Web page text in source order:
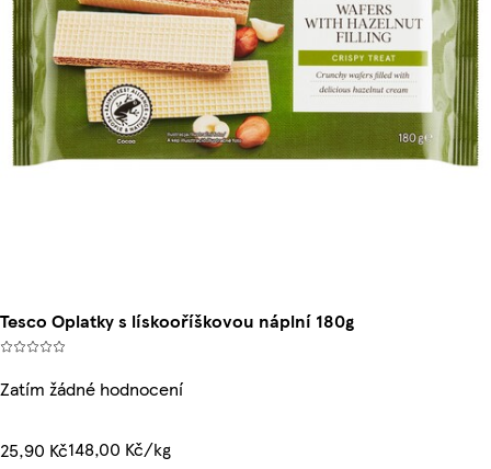
Tesco Oplatky s lískooříškovou náplní 180g
Zatím žádné hodnocení
25,90 Kč148,00 Kč/kg